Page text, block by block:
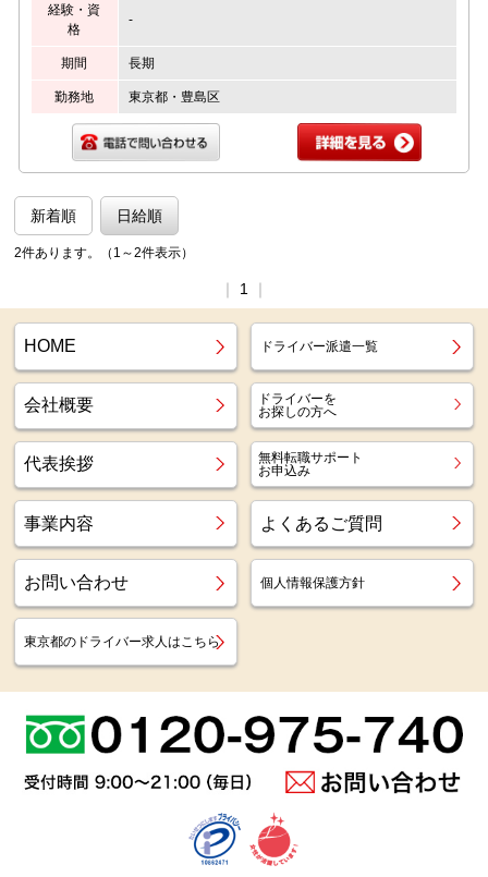
経験・資
格
-
期間 長期
勤務地 東京都・豊島区
新着順 日給順
2件あります。（1～2件表示）
1
HOME ドライバー派遣一覧
会社概要
ドライバーを
お探しの方へ
代表挨拶
無料転職サポート
お申込み
事業内容 よくあるご質問
お問い合わせ 個人情報保護方針
東京都のドライバー求人はこちら